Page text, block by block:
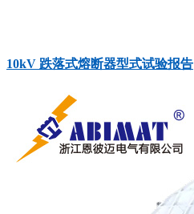
10kV 跌落式熔断器型式试验报告